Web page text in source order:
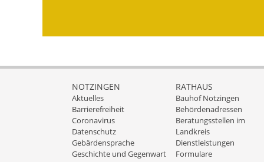
NOTZINGEN
Aktuelles
Barrierefreiheit
Coronavirus
Datenschutz
Gebärdensprache
Geschichte und Gegenwart
RATHAUS
Bauhof Notzingen
Behördenadressen
Beratungsstellen im
Landkreis
Dienstleistungen
Formulare